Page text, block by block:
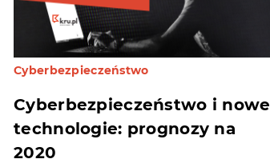
Cyberbezpieczeństwo
Cyberbezpieczeństwo i nowe
technologie: prognozy na
2020